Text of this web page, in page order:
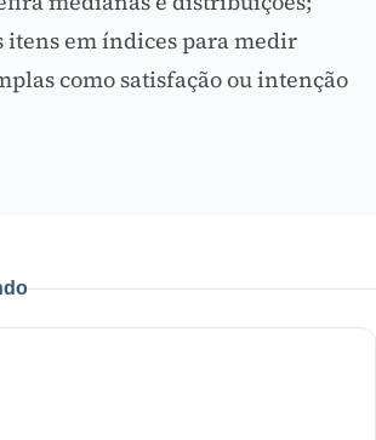
itens em índices para medir
como satisfação ou intenção